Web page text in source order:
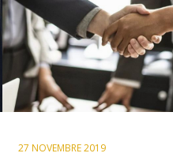
27 NOVEMBRE 2019